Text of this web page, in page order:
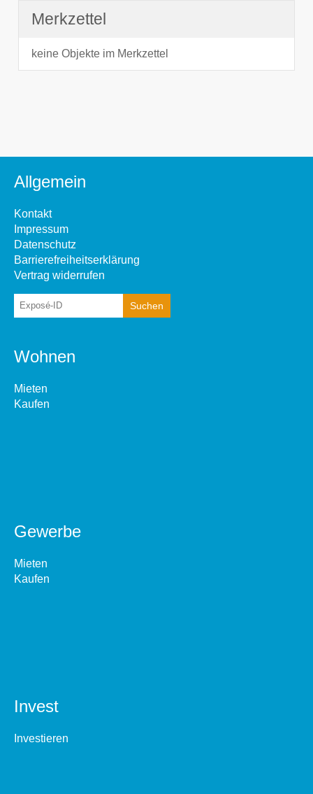
Merkzettel
keine Objekte im Merkzettel
Allgemein
Kontakt
Impressum
Datenschutz
Barrierefreiheitserklärung
Vertrag widerrufen
Wohnen
Mieten
Kaufen
Gewerbe
Mieten
Kaufen
Invest
Investieren